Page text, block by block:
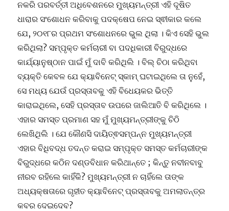
ନକରି ପରବର୍ତ୍ତୀ ଅଧିବେଶନରେ ମୁଖ୍ୟମନ୍ତ୍ରୀ ଏହି ଦୂଷିତ
ଧାରାର ସଂଶୋଧନ କରିବାକୁ ପଦକ୍ଷେପ ନେଇ ସ୍ଵୀକାର କଲେ
ଯେ, ୨୦୧୮ର ପ୍ରଥମ ସଂଶୋଧନରେ ଭୁଲ ଥିଲା । କିଏ ସେହି ଭୁଲ
କରିଥିଲା? ସମ୍ପୃକ୍ତ କର୍ମଚାରୀ ବା ପଦଧିକାରୀ ବିରୁଦ୍ଧରେ
କାର୍ଯ୍ୟାନୁଷ୍ଠାନ ପାଇଁ ମୁଁ ଦାବି କରିଥିଲି । ବିଲ୍ ଚିଠା କରିଥିବା
ବ୍ୟକ୍ତି କେବଳ ଯେ କ୍ୟାବିନେଟ୍ ସ୍କାମ୍ ଘଟାଇଥିଲେ ତା ନୁହେଁ,
ସେ ମଧ୍ୟ ଯେଉଁ ପ୍ରସ୍ତାବକୁ ଏହି ବିଧେୟକର ଭିତ୍ତି
କାରାଇଥିଲେ, ସେହି ପ୍ରସ୍ତାବ ଉପରେ ଜାଲିଆତି ବି କରିଥିଲେ ।
ଏହାର ସମସ୍ତ ପ୍ରମାଣ ସହ ମୁଁ ମୁଖ୍ୟମନ୍ତ୍ରୀଙ୍କୁ ଚିଠି
ଲେଖିଥିଲି । ଯେ କୌଣସି ଦାୟିତ୍ଵସମ୍ପନ୍ନ ମୁଖ୍ୟମନ୍ତ୍ରୀ
ଏହାର ବିଧିବଦ୍ଧ ତଦନ୍ତ କରାଇ ସମ୍ପୃକ୍ତ ସମସ୍ତ କର୍ମଚାରୀଙ୍କ
ବିରୁଦ୍ଧରେ କଠିନ ଦଣ୍ଡବିଧାନ କରିଥାନ୍ତେ ; କିନ୍ତୁ ନବୀନବାବୁ
ନୀରବ ରହିଲେ କାହିଁକି? ମୁଖ୍ୟମନ୍ତ୍ରୀ ନ ଚାହିଁଲେ ତାଙ୍କ
ଅଧ୍ୟକ୍ଷତାରେ ଗୃହୀତ କ୍ୟାବିନେଟ୍ ପ୍ରସ୍ତାବକୁ ଅମଲାତନ୍ତ୍ର
କବର ଦେଇଦେବ?